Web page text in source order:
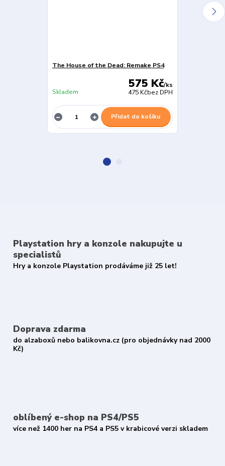
The House of the Dead: Remake PS4
575 Kč/ks
475 Kčbez DPH
Skladem
Přidat do košíku
Playstation hry a konzole nakupujte u
specialistů
Hry a konzole Playstation prodáváme již 25 let!
Doprava zdarma
do alzaboxů nebo balikovna.cz (pro objednávky nad 2000
Kč)
oblíbený e-shop na PS4/PS5
více než 1400 her na PS4 a PS5 v krabicové verzi skladem